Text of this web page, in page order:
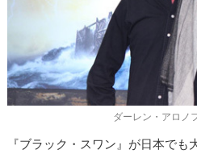
ダーレン・アロノ
『ブラック・スワン』が日本で